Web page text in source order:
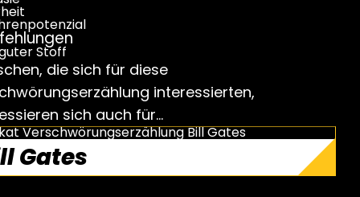
Stoff
die sich für diese
interessierten,
sich auch für…
weiterlesen
Gates